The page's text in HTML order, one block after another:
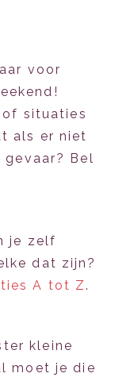
voor
of situaties
als er niet
Bel
je zelf
dat zijn?
A tot Z.
kleine
moet je die